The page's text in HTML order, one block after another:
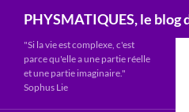
PHYSMATIQUES, le
"Si la vie est complexe, c'est
parce qu'elle a une partie réelle
et une partie imaginaire."
Sophus Lie